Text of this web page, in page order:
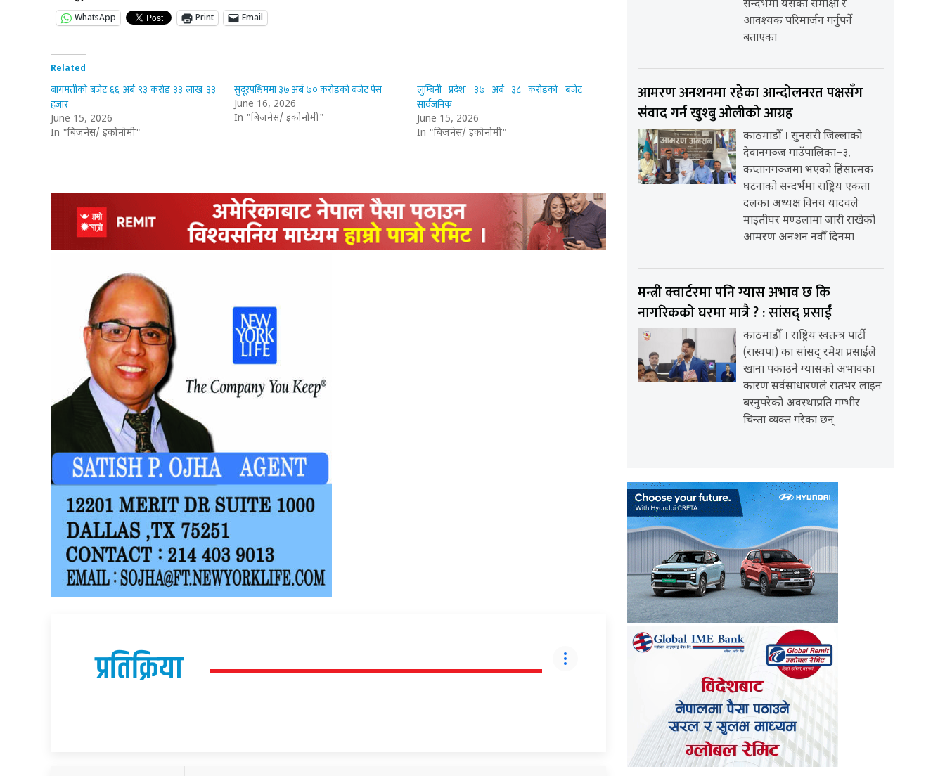
WhatsApp
Print Email
Related
बागमतीको बजेट ६६ अर्ब ९३ करोड ३३ लाख ३३
हजार
June 15, 2026
In "बिजनेस/ इकोनोमी"
सुदूरपश्चिममा ३७ अर्ब ७० करोडको बजेट पेस
June 16, 2026
In "बिजनेस/ इकोनोमी"
लुम्बिनी प्रदेशः ३७ अर्ब ३८ करोडको बजेट
सार्वजनिक
June 15, 2026
In "बिजनेस/ इकोनोमी"
प्रतिक्रिया
सन्दर्भमा यसको समीक्षा र
आवश्यक परिमार्जन गर्नुपर्ने
बताएका
आमरण अनशनमा रहेका आन्दोलनरत पक्षसँग
संवाद गर्न खुश्बु ओलीको आग्रह
काठमाडौँ । सुनसरी जिल्लाको
देवानगञ्ज गाउँपालिका–३,
कप्तानगञ्जमा भएको हिंसात्मक
घटनाको सन्दर्भमा राष्ट्रिय एकता
दलका अध्यक्ष विनय यादवले
माइतीघर मण्डलामा जारी राखेको
आमरण अनशन नवौँ दिनमा
मन्त्री क्वार्टरमा पनि ग्यास अभाव छ कि
नागरिकको घरमा मात्रै ? : सांसद् प्रसाईं
काठमाडौँ । राष्ट्रिय स्वतन्त्र पार्टी
(रास्वपा) का सांसद् रमेश प्रसाईंले
खाना पकाउने ग्यासको अभावका
कारण सर्वसाधारणले रातभर लाइन
बस्नुपरेको अवस्थाप्रति गम्भीर
चिन्ता व्यक्त गरेका छन्